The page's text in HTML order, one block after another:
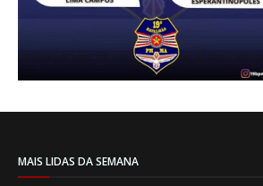
MAIS LIDAS DA SEMANA